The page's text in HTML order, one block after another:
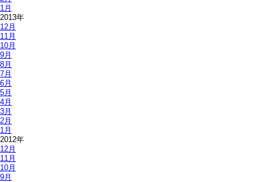
1月
2013年
12月
11月
10月
9月
8月
7月
6月
5月
4月
3月
2月
1月
2012年
12月
11月
10月
9月